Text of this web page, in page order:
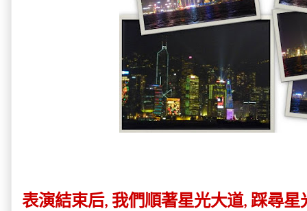
表演結束后, 我們順著星光大道, 踩尋星